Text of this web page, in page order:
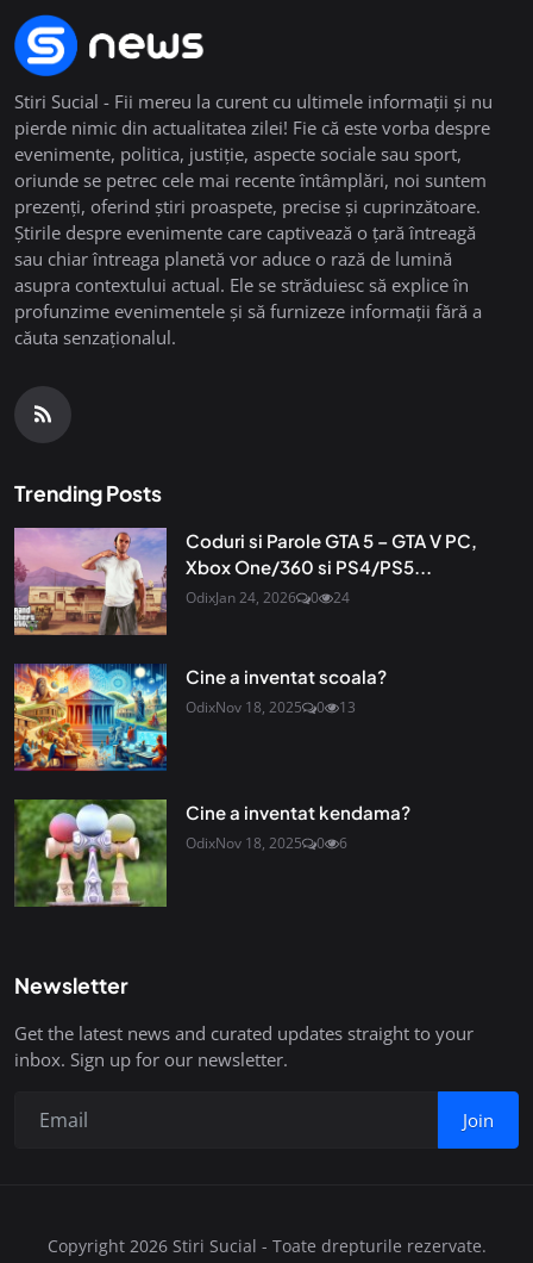
Stiri Sucial - Fii mereu la curent cu ultimele informații și nu
pierde nimic din actualitatea zilei! Fie că este vorba despre
evenimente, politica, justiție, aspecte sociale sau sport,
oriunde se petrec cele mai recente întâmplări, noi suntem
prezenți, oferind știri proaspete, precise și cuprinzătoare.
Știrile despre evenimente care captivează o țară întreagă
sau chiar întreaga planetă vor aduce o rază de lumină
asupra contextului actual. Ele se străduiesc să explice în
profunzime evenimentele și să furnizeze informații fără a
căuta senzaționalul.
Trending Posts
Coduri si Parole GTA 5 – GTA V PC,
Xbox One/360 si PS4/PS5...
OdixJan 24, 2026 0 24
Cine a inventat scoala?
OdixNov 18, 2025 0 13
Cine a inventat kendama?
OdixNov 18, 2025 0 6
Newsletter
Get the latest news and curated updates straight to your
inbox. Sign up for our newsletter.
Join
Copyright 2026 Stiri Sucial - Toate drepturile rezervate.